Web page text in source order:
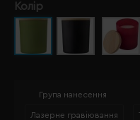
Колір
Група нанесення
Лазерне гравіювання